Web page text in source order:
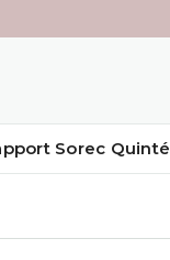
Sorec Quinté